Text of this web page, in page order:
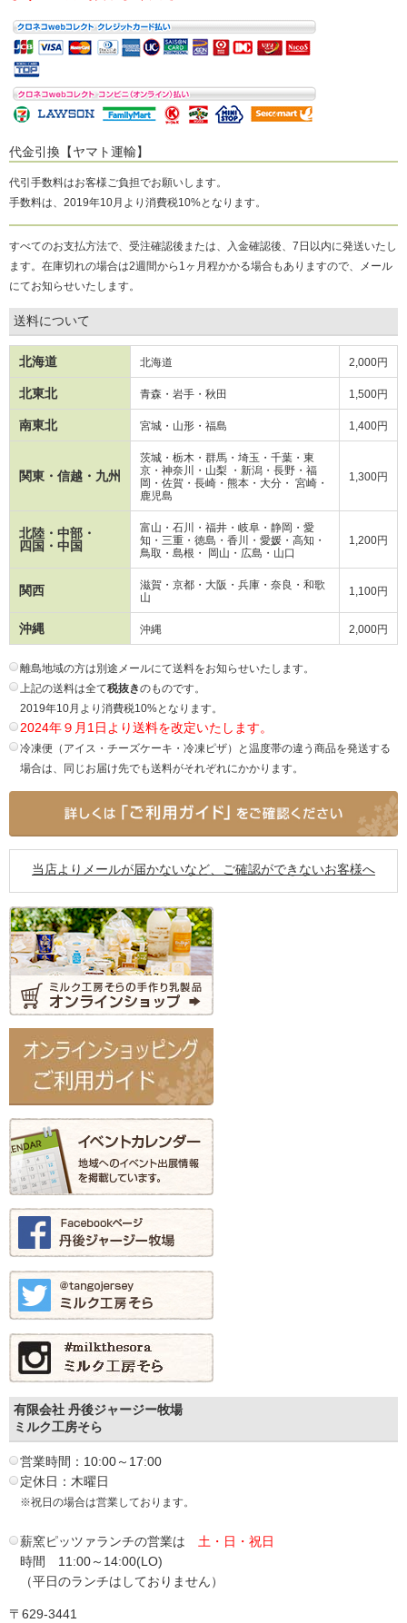
代金引換【ヤマト運輸】
代引手数料はお客様ご負担でお願いします。
手数料は、2019年10月より消費税10%となります。
すべてのお支払方法で、受注確認後または、入金確認後、7日以内に発送いたし
ます。在庫切れの場合は2週間から1ヶ月程かかる場合もありますので、メール
にてお知らせいたします。
送料について
北海道 北海道 2,000円
北東北 青森・岩手・秋田 1,500円
南東北 宮城・山形・福島 1,400円
関東・信越・九州
茨城・栃木・群馬・埼玉・千葉・東
京・神奈川・山梨 ・新潟・長野・ 福
岡・ 佐賀・長崎・熊本・大分・ 宮崎・
鹿児島
1,300円
北陸・中部・
四国・中国
富山・石川・福井・岐阜・静岡・愛
知・三重・徳島・香川・愛媛・高知・
鳥取・島根・ 岡山・広島・山口
1,200円
関西
滋賀・京都・大阪・兵庫・奈良・和歌
山
1,100円
沖縄 沖縄 2,000円
離島地域の方は別途メールにて送料をお知らせいたします。
上記の送料は全て税抜きのものです。
2019年10月より消費税10%となります。
2024年９月1日より送料を改定いたします。
冷凍便（アイス・チーズケーキ・冷凍ピザ）と温度帯の違う商品を発送する
場合は、同じお届け先でも送料がそれぞれにかかります。
当店よりメールが届かないなど、ご確認ができないお客様へ
有限会社 丹後ジャージー牧場
ミルク工房そら
営業時間：10:00～17:00
定休日：木曜日
※祝日の場合は営業しております。
薪窯ピッツァランチの営業は 土・日・祝日
時間 11:00～14:00(LO)
（平日のランチはしておりません）
〒629-3441